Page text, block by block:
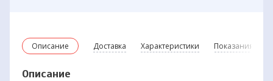
Описание Доставка Характеристики Показания и
Описание